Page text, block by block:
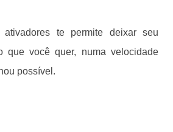
ativadores te permite deixar seu
que você quer, numa velocidade
possível.